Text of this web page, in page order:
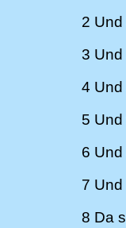
2
3
4
5
6
7
8 Da